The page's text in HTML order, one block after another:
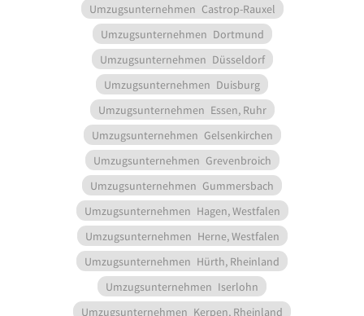
Umzugsunternehmen Castrop-Rauxel
Umzugsunternehmen Dortmund
Umzugsunternehmen Düsseldorf
Umzugsunternehmen Duisburg
Umzugsunternehmen Essen, Ruhr
Umzugsunternehmen Gelsenkirchen
Umzugsunternehmen Grevenbroich
Umzugsunternehmen Gummersbach
Umzugsunternehmen Hagen, Westfalen
Umzugsunternehmen Herne, Westfalen
Umzugsunternehmen Hürth, Rheinland
Umzugsunternehmen Iserlohn
Umzugsunternehmen Kerpen, Rheinland